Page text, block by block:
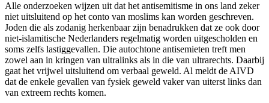
Alle onderzoeken wijzen uit dat het antisemitisme in ons land zeker
niet uitsluitend op het conto van moslims kan worden geschreven.
Joden die als zodanig herkenbaar zijn benadrukken dat ze ook door
niet-islamitische Nederlanders regelmatig worden uitgescholden en
soms zelfs lastiggevallen. Die autochtone antisemieten treft men
zowel aan in kringen van ultralinks als in die van ultrarechts. Daarbij
gaat het vrijwel uitsluitend om verbaal geweld. Al meldt de AIVD
dat de enkele gevallen van fysiek geweld vaker van uiterst links dan
van extreem rechts komen.